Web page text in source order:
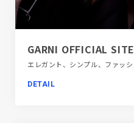
GARNI OFFICIAL SITE
DETAIL